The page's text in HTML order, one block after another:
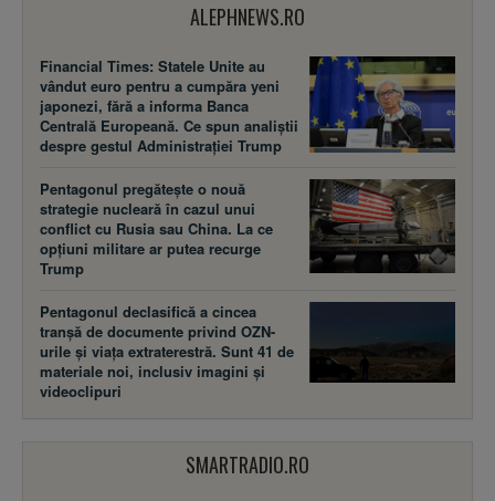
ALEPHNEWS.RO
Financial Times: Statele Unite au
vândut euro pentru a cumpăra yeni
japonezi, fără a informa Banca
Centrală Europeană. Ce spun analiștii
despre gestul Administrației Trump
Pentagonul pregătește o nouă
strategie nucleară în cazul unui
conflict cu Rusia sau China. La ce
opțiuni militare ar putea recurge
Trump
Pentagonul declasifică a cincea
tranșă de documente privind OZN-
urile și viața extraterestră. Sunt 41 de
materiale noi, inclusiv imagini și
videoclipuri
SMARTRADIO.RO